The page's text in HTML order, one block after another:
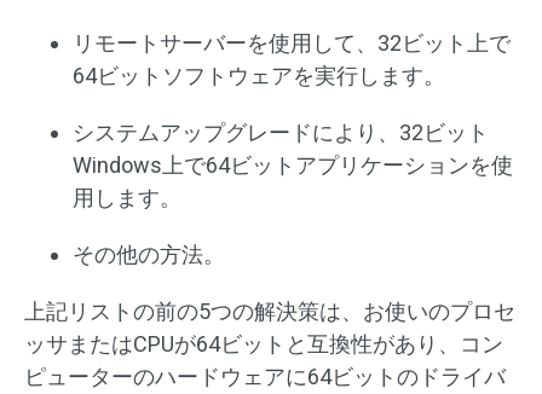
リモートサーバーを使用して、32ビット上で
64ビットソフトウェアを実行します。
システムアップグレードにより、32ビット
Windows上で64ビットアプリケーションを使
用します。
その他の方法。
上記リストの前の5つの解決策は、お使いのプロセ
ッサまたはCPUが64ビットと互換性があり、コン
ピューターのハードウェアに64ビットのドライバ